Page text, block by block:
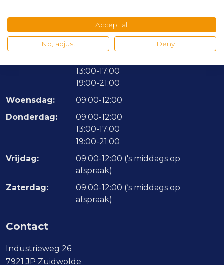
Openingstijden
Maandag:
13:00-17:00
19:00-21:00
Woensdag:
09:00-12:00
Donderdag:
09:00-12:00
13:00-17:00
19:00-21:00
Vrijdag:
09:00-12:00 ('s middags op
afspraak)
Zaterdag:
09:00-12:00 (‘s middags op
afspraak)
Contact
Industrieweg 26
7921 JP Zuidwolde
Accept all
No, adjust Deny